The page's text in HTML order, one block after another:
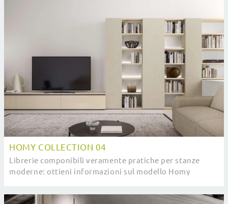
HOMY COLLECTION 04
Librerie componibili veramente pratiche per stanze
moderne: ottieni informazioni sul modello Homy